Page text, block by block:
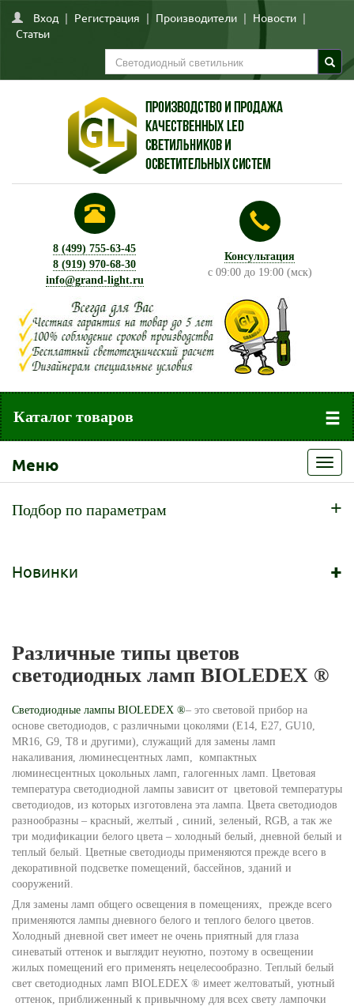
Вход | Регистрация | Производители | Новости |
Статьи
8 (499) 755-63-45
8 (919) 970-68-30
info@grand-light.ru
Консультация
с 09:00 до 19:00 (мск)
Каталог товаров
Меню
Подбор по параметрам +
Новинки +
Различные типы цветов
светодиодных ламп BIOLEDEX ®
Светодиодные лампы BIOLEDEX ®– это световой прибор на
основе светодиодов, с различными цоколями (Е14, Е27, GU10,
MR16, G9, Т8 и другими), служащий для замены ламп
накаливания, люминесцентных ламп, компактных
люминесцентных цокольных ламп, галогенных ламп. Цветовая
температура светодиодной лампы зависит от цветовой температуры
светодиодов, из которых изготовлена эта лампа. Цвета светодиодов
разнообразны – красный, желтый , синий, зеленый, RGB, а так же
три модификации белого цвета – холодный белый, дневной белый и
теплый белый. Цветные светодиоды применяются прежде всего в
декоративной подсветке помещений, бассейнов, зданий и
сооружений.
Для замены ламп общего освещения в помещениях, прежде всего
применяются лампы дневного белого и теплого белого цветов.
Холодный дневной свет имеет не очень приятный для глаза
синеватый оттенок и выглядит неуютно, поэтому в освещении
жилых помещений его применять нецелесообразно. Теплый белый
свет светодиодных ламп BIOLEDEX ® имеет желтоватый, уютный
оттенок, приближенный к привычному для всех свету лампочки